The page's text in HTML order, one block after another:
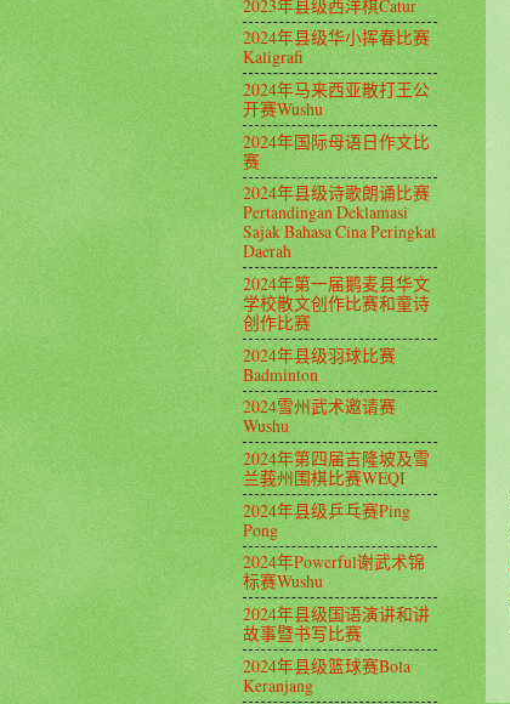
2023年县级西洋棋Catur
2024年县级华小挥春比赛
Kaligrafi
2024年马来西亚散打王公
开赛Wushu
2024年国际母语日作文比
赛
2024年县级诗歌朗诵比赛
Pertandingan Deklamasi
Sajak Bahasa Cina Peringkat
Daerah
2024年第一届鹅麦县华文
学校散文创作比赛和童诗
创作比赛
2024年县级羽球比赛
Badminton
2024雪州武术邀请赛
Wushu
2024年第四届吉隆坡及雪
兰莪州围棋比赛WEQI
2024年县级乒乓赛Ping
Pong
2024年Powerful谢武术锦
标赛Wushu
2024年县级国语演讲和讲
故事暨书写比赛
2024年县级篮球赛Bola
Keranjang